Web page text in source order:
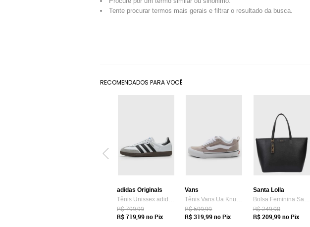
Tente procurar termos mais gerais e filtrar o resultado da busca.
RECOMENDADOS PARA VOCÊ
adidas Originals
Tênis Unissex adidas Originals Samba OG Branco
R$ 799,99
R$ 719,99no Pix
Vans
Tênis Vans Ua Knu Skool Bege
R$ 599,99
R$ 319,99no Pix
Santa Lolla
Bolsa Feminina Santa Lolla Tote Preta
R$ 249,90
R$ 209,99no Pix